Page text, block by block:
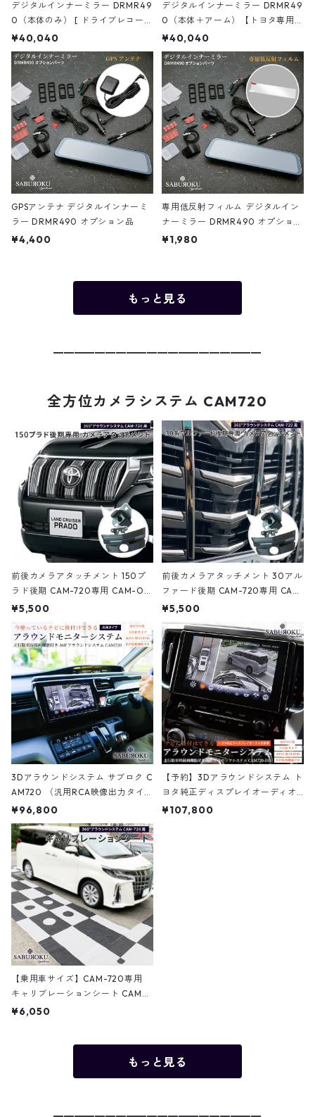
デジタルインナーミラー DRMR49
0（本体のみ） [ ドライブレコーダ
ー ミラー製 ミラー型 車内 カメラ
分離型 ドラレコ ミラー型 ドラレ
コ デジタルインナーミラー 駐車監
視 ドラレコ 前後 前後2カメラ 12イ
ンチ 前後同時録画 衝撃検知 ]
¥40,040
デジタルインナーミラー DRMR49
0（本体＋アーム）【トヨタ専用】
[ ドライブレコーダー ミラー製 ミ
ラー型 車内 カメラ 分離型 ドラレ
コ ミラー型 ドラレコ デジタルイ
ンナーミラー 駐車監視 ドラレコ
前後 前後2カメラ 12インチ 前後同
時録画 衝撃検知 ]
¥40,040
GPSアンテナ デジタルインナーミ
ラー DRMR490 オプション品
¥4,400
専用低反射フィルム デジタルイン
ナーミラー DRMR490 オプション
品
¥1,980
もっと見る
━━━━━━━━━━━━━━━━━━━━
全方位カメラシステム CAM720
前後カメラアタッチメント 150プ
ラド後期 CAM-720専用 CAM-OP
-003
¥5,500
前後カメラアタッチメント 30アル
ファード後期 CAM-720専用 CAM
-OP-002
¥5,500
3Dアラウンドシステム サブロク C
AM720 （汎用RCA映像出力タイ
プ）[ アラウンドビューモニター
ナビ 連動 後付け 社外ナビ 連動 36
0度 3D 全方位カメラ 録画機能付
き バックカメラ マルチアングルカ
メラ 全方位モニター マルチビュー
カメラ アラウンドモニター 画面分
割器 全方向カメラ ]
¥96,800
【予約】3Dアラウンドシステム ト
ヨタ純正ディスプレイオーディオ
対応モデル CAM720-DIS [ アラウ
¥107,800
【乗用車サイズ】CAM-720専用
キャリブレーションシート CAM-
OP-001
¥6,050
もっと見る